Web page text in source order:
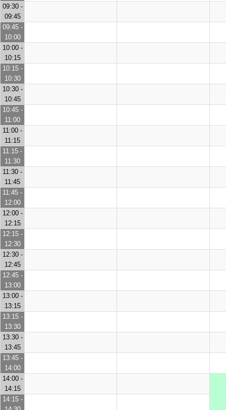
09:30 -
09:45
09:45 -
10:00
10:00 -
10:15
10:15 -
10:30
10:30 -
10:45
10:45 -
11:00
11:00 -
11:15
11:15 -
11:30
11:30 -
11:45
11:45 -
12:00
12:00 -
12:15
12:15 -
12:30
12:30 -
12:45
12:45 -
13:00
13:00 -
13:15
13:15 -
13:30
13:30 -
13:45
13:45 -
14:00
14:00 -
14:15
14:15 -